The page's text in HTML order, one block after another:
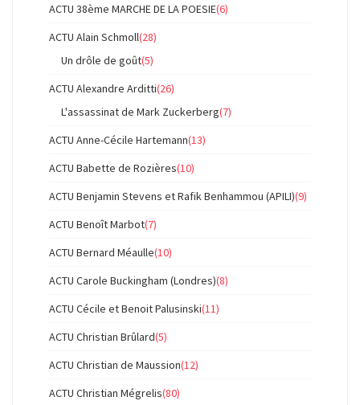
ACTU 38ème MARCHE DE LA POESIE(6)
ACTU Alain Schmoll(28)
Un drôle de goût(5)
ACTU Alexandre Arditti(26)
L'assassinat de Mark Zuckerberg(7)
ACTU Anne-Cécile Hartemann(13)
ACTU Babette de Rozières(10)
ACTU Benjamin Stevens et Rafik Benhammou (APILI)(9)
ACTU Benoît Marbot(7)
ACTU Bernard Méaulle(10)
ACTU Carole Buckingham (Londres)(8)
ACTU Cécile et Benoit Palusinski(11)
ACTU Christian Brûlard(5)
ACTU Christian de Maussion(12)
ACTU Christian Mégrelis(80)